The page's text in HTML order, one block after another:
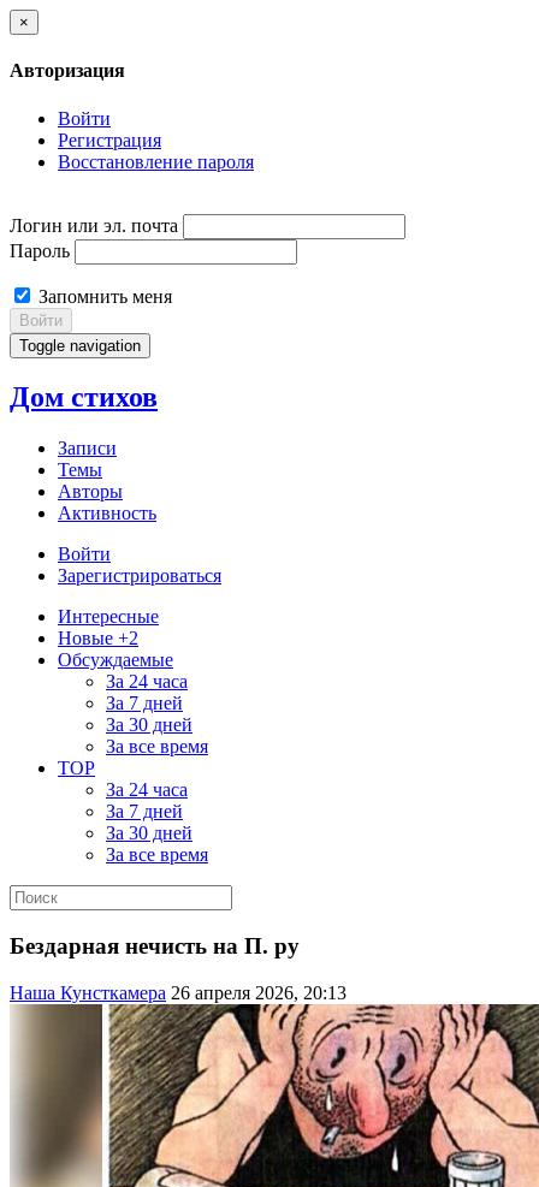
×
Авторизация
Войти
Регистрация
Восстановление пароля
Логин или эл. почта
Пароль
Запомнить меня
Войти
Toggle navigation
Дом стихов
Записи
Темы
Авторы
Активность
Войти
Зарегистрироваться
Интересные
Новые +2
Обсуждаемые
За 24 часа
За 7 дней
За 30 дней
За все время
TOP
За 24 часа
За 7 дней
За 30 дней
За все время
Бездарная нечисть на П. ру
Наша Кунсткамера 26 апреля 2026, 20:13